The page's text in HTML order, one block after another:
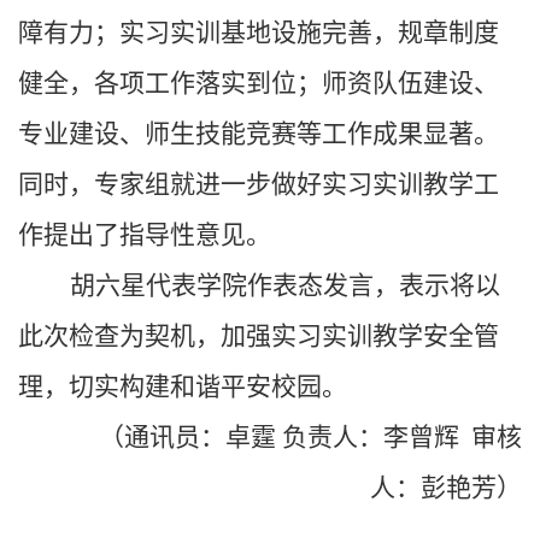
障有力；实习实训基地设施完善，规章制度
健全，各项工作落实到位；师资队伍建设、
专业建设、师生技能竞赛等工作成果显著。
同时，专家组 就进一步做好实习实训教学工
作提出了指导性意见。
胡六星代表学院作表态发言，表示将以
此次检查为契机，加强实习实训教学安全管
理，切实构建和谐平安校园。
（通讯员：卓霆 负责人：李曾辉 审核
人：彭艳芳）